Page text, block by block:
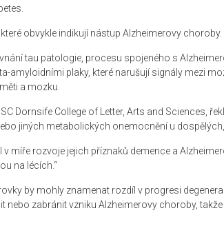
obvykle indikují nástup Alzheimerovy choroby.
tau patologie, procesu spojeného s
amyloidními plaky, které narušují signály mezi
a mozku.
Dornsife College of Letter, Arts and Sciences,
jiných metabolických onemocnění u
v míře rozvoje jejich příznaků demence a
na lécích.“
by mohly znamenat rozdíl v progresi
nebo zabránit vzniku Alzheimerovy choroby,